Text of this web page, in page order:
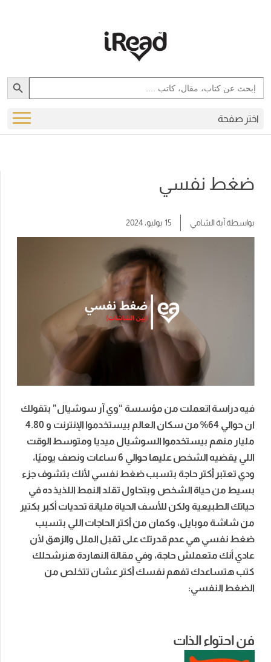
Search
for:
Search Button
اختر صفحة
ضغط نفسي
بواسطةآية الشامي 15 يوليو، 2024
فيه دراسة اتعملت من مؤسسة “وي آر سوشيال” بتقولك
ان حوالي 64% من سكان العالم بيستخدموا الإنترنت و 4.80
مليار منهم بيستخدموا السوشيال ميديا ومتوسط الوقت
اللي يقضيه الشخص عليها حوالي 6 ساعات ونصف يوميًا،
ودي تعتبر أكتر حاجة بتسبب ضغط نفسي لأنك بتشوف جزء
بسيط من حياة الشخص وبتحاول تقلد النمط اللذيذ ده في
حياتك الطبيعية ولكن للأسف الحياة مليانة تحديات أكبر بكتير
من شاشة موبايل، وكمان من أكتر الحاجات اللي بتسبب
ضغط نفسي هي عدم قدرتك على تقبل الملل والزهق لأن
عادي أنك متعملش حاجة، وفي مقالة النهاردة هنرشحلك
كتب هتساعدك تفهم نفسك أكتر عشان تتخلص من
الضغط النفسي:
فن احتواء الذات